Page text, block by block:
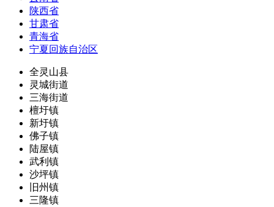
陕西省
甘肃省
青海省
宁夏回族自治区
全灵山县
灵城街道
三海街道
檀圩镇
新圩镇
佛子镇
陆屋镇
武利镇
沙坪镇
旧州镇
三隆镇